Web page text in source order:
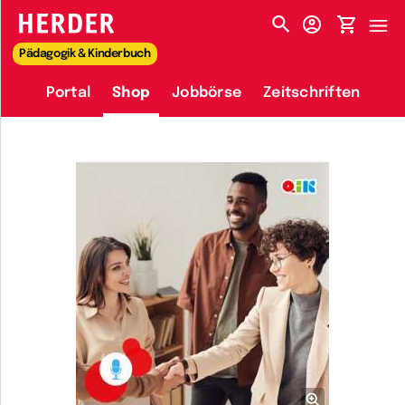
HERDER-MENÜ
Pädagogik & Kinderbuch
Portal Shop Jobbörse Zeitschriften